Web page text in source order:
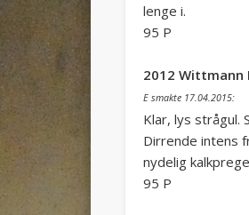
lenge i.
95 P
2012 Wittmann
E smakte 17.04.2015:
Klar, lys strågul.
Dirrende intens
nydelig
95 P